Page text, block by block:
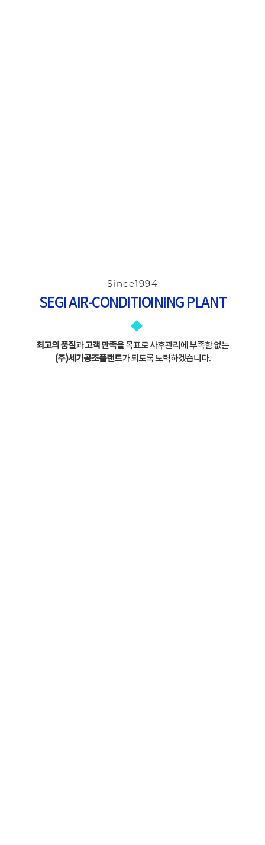
Since1994
SEGI AIR-CONDITIOINING PLANT
최고의 품질과고객 만족을 목표로 사후관리에 부족함 없는
(주)세기공조플랜트가 되도록 노력하겠습니다.